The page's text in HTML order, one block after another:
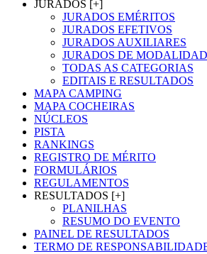
JURADOS [+]
JURADOS EMÉRITOS
JURADOS EFETIVOS
JURADOS AUXILIARES
JURADOS DE
TODAS AS CATEGORIAS
EDITAIS E RESULTADOS
MAPA CAMPING
MAPA COCHEIRAS
NÚCLEOS
PISTA
RANKINGS
REGISTRO DE MÉRITO
FORMULÁRIOS
REGULAMENTOS
RESULTADOS [+]
PLANILHAS
RESUMO DO EVENTO
PAINEL DE RESULTADOS
TERMO DE